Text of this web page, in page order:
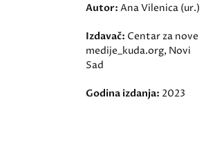
Autor: Ana Vilenica (ur.)
Izdavač: Centar za nove
medije_kuda.org, Novi
Sad
Godina izdanja: 2023